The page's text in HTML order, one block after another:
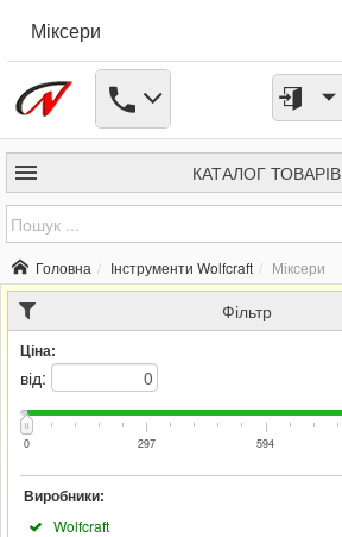
Міксери
КАТАЛОГ ТОВАРІВ
Головна Інструменти Wolfcraft Міксери
Фільтр
Ціна:
від:
0 297 594
Виробники:
Wolfcraft